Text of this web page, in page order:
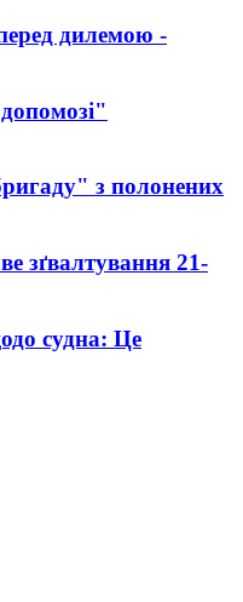
дилемою -
з полонених
зґвалтування 21-
судна: Це